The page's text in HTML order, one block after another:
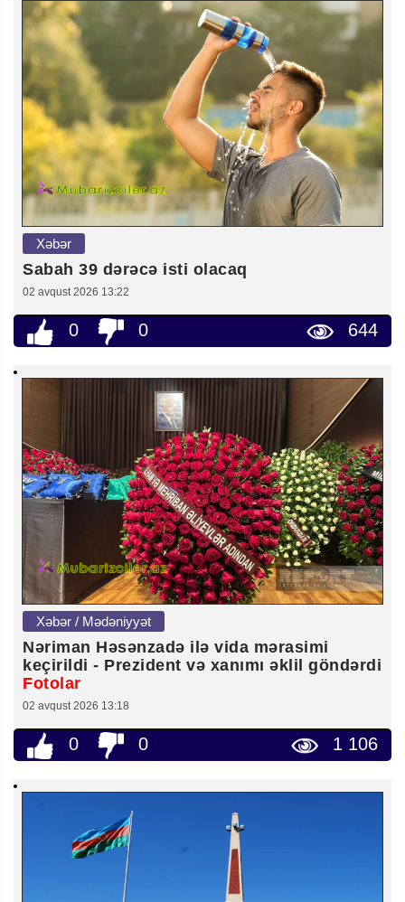
Xəbər
Sabah 39 dərəcə isti olacaq
02 avqust 2026 13:22
0 0 644
Xəbər / Mədəniyyət
Nəriman Həsənzadə ilə vida mərasimi
keçirildi - Prezident və xanımı əklil göndərdi
Fotolar
02 avqust 2026 13:18
0 0 1 106